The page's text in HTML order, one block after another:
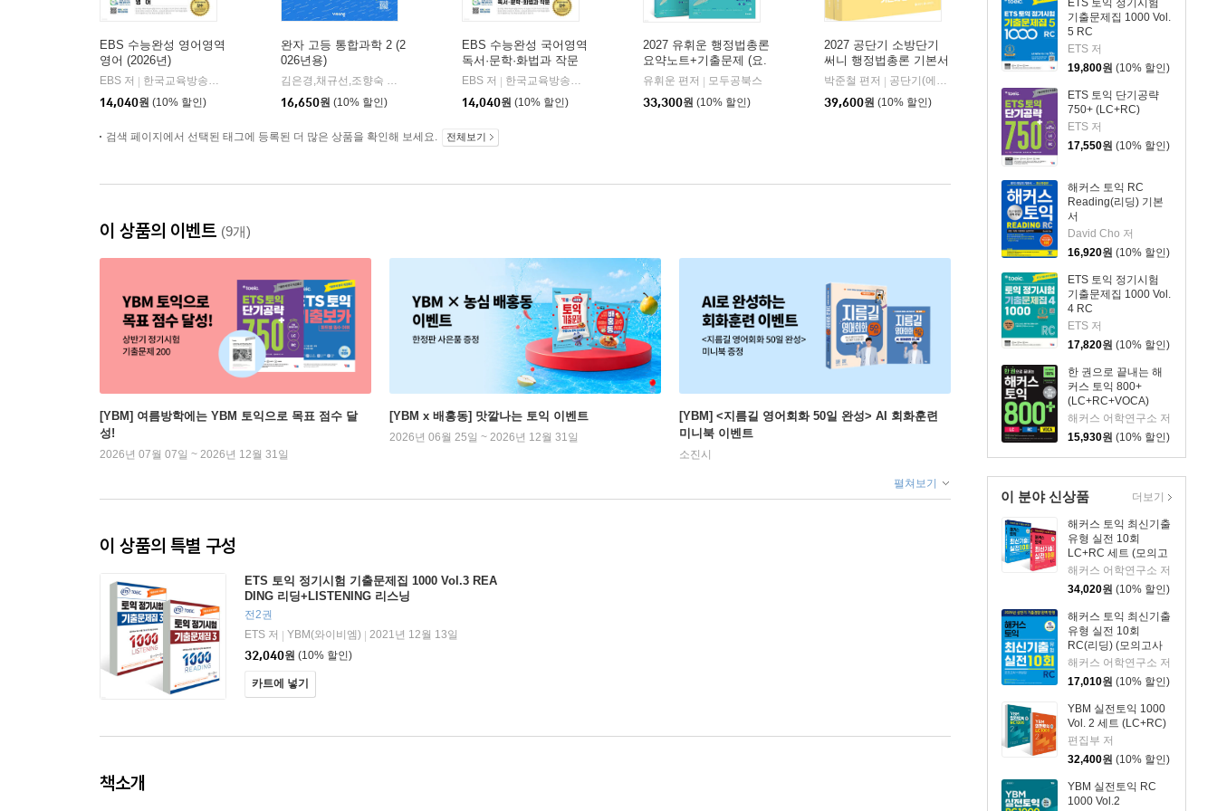
ETS 토익 정기시험
기출문제집 1000 Vol.
5 RC
ETS 저
19,800원 (10% 할인)
ETS 토익 단기공략
750+ (LC+RC)
ETS 저
17,550원 (10% 할인)
해커스 토익 RC
Reading(리딩) 기본
서
David Cho 저
16,920원 (10% 할인)
ETS 토익 정기시험
기출문제집 1000 Vol.
4 RC
ETS 저
17,820원 (10% 할인)
한 권으로 끝내는 해
커스 토익 800+
(LC+RC+VOCA)
해커스 어학연구소 저
15,930원 (10% 할인)
이 분야 신상품
해커스 토익 최신기출
유형 실전 10회
LC+RC 세트 (모의고
사+해설집)
해커스 어학연구소 저
34,020원 (10% 할인)
해커스 토익 최신기출
유형 실전 10회
RC(리딩) (모의고사
+해설집)
해커스 어학연구소 저
17,010원 (10% 할인)
YBM 실전토익 1000
Vol. 2 세트 (LC+RC)
편집부 저
32,400원 (10% 할인)
YBM 실전토익 RC
1000 Vol.2
더보기
EBS 수능완성 영어영역
영어 (2026년)
EBS 저
한국교육방송공사
14,040원 (10% 할인)
완자 고등 통합과학 2 (2
026년용)
김은경,채규선,조향숙 등저
16,650원 (10% 할인)
EBS 수능완성 국어영역
독서·문학·화법과 작문
(2026년)
EBS 저
한국교육방송공사
14,040원 (10% 할인)
2027 유휘운 행정법총론
요약노트+기출문제 (요.
플.)
유휘운 편저
모두공북스
33,300원 (10% 할인)
2027 공단기 소방단기
써니 행정법총론 기본서
박준철 편저
공단기(에스티유니타스)
39,600원 (10% 할인)
검색 페이지에서 선택된 태그에 등록된 더 많은 상품을 확인해 보세요. 전체보기
이 상품의 이벤트 (9개)
[YBM] 여름방학에는 YBM 토익으로 목표 점수 달
성!
2026년 07월 07일 ~ 2026년 12월 31일
[YBM x 배홍동] 맛깔나는 토익 이벤트
2026년 06월 25일 ~ 2026년 12월 31일
[YBM] <지름길 영어회화 50일 완성> AI 회화훈련
미니북 이벤트
소진시
펼쳐보기
이 상품의 특별 구성
ETS 토익 정기시험 기출문제집 1000 Vol.3 REA
DING 리딩+LISTENING 리스닝
전2권
ETS 저
YBM(와이비엠)
2021년 12월 13일
32,040원 (10% 할인)
카트에 넣기
책소개